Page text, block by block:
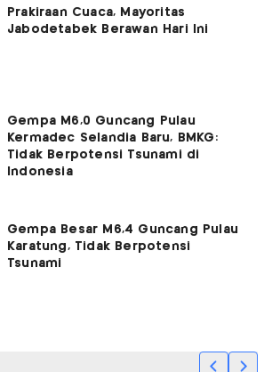
Prakiraan Cuaca, Mayoritas
Jabodetabek Berawan Hari Ini
Gempa M6,0 Guncang Pulau
Kermadec Selandia Baru, BMKG:
Tidak Berpotensi Tsunami di
Indonesia
Gempa Besar M6,4 Guncang Pulau
Karatung, Tidak Berpotensi
Tsunami